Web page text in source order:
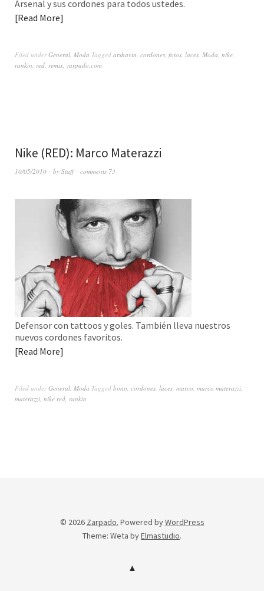
Arsenal y sus cordones para todos ustedes.
Read More
Filed underGeneral, Moda Tagged arshavin, cordones, fotos, laces, Moda, nike,
rankin, red, remix, zarpado.com
Nike (RED): Marco Materazzi
10/05/2010 by Staff comments 73
Defensor con tattoos y goles. También lleva nuestros
nuevos cordones favoritos.
Read More
Filed underGeneral, Moda Tagged bono, cordones, laces, marco, marco materazzi,
materazzi, nike red, rankin
© 2026 Zarpado. Powered byWordPress
Theme: Weta byElmastudio.